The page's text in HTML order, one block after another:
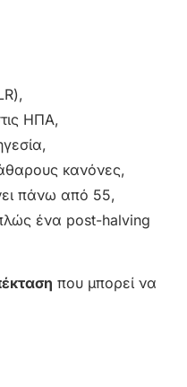
ΗΠΑ,
κανόνες,
πάνω από 55,
ένα post-halving
που μπορεί να